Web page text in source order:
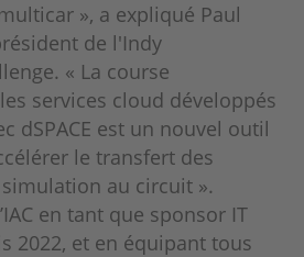
», a expliqué Paul
de l'Indy
« La course
services cloud développés
dSPACE est un nouvel outil
le transfert des
au circuit ».
en tant que sponsor IT
2022, et en équipant tous